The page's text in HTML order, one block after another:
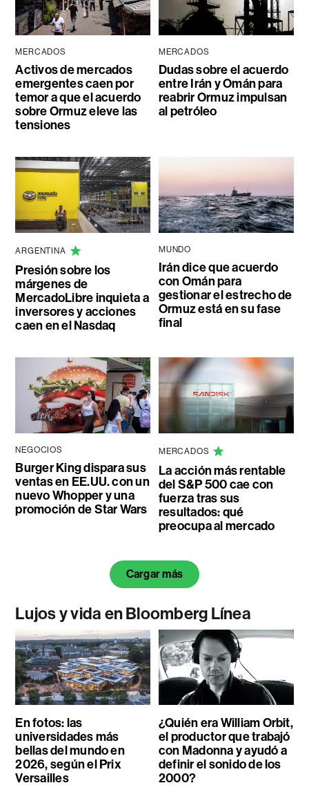
MERCADOS
Activos de mercados
emergentes caen por
temor a que el acuerdo
sobre Ormuz eleve las
tensiones
MERCADOS
Dudas sobre el acuerdo
entre Irán y Omán para
reabrir Ormuz impulsan
al petróleo
ARGENTINA
Presión sobre los
márgenes de
MercadoLibre inquieta a
inversores y acciones
caen en el Nasdaq
MUNDO
Irán dice que acuerdo
con Omán para
gestionar el estrecho de
Ormuz está en su fase
final
NEGOCIOS
Burger King dispara sus
ventas en EE.UU. con un
nuevo Whopper y una
promoción de Star Wars
MERCADOS
La acción más rentable
del S&P 500 cae con
fuerza tras sus
resultados: qué
preocupa al mercado
Cargar más
Lujos y vida en Bloomberg Línea
En fotos: las
universidades más
bellas del mundo en
2026, según el Prix
Versailles
¿Quién era William Orbit,
el productor que trabajó
con Madonna y ayudó a
definir el sonido de los
2000?